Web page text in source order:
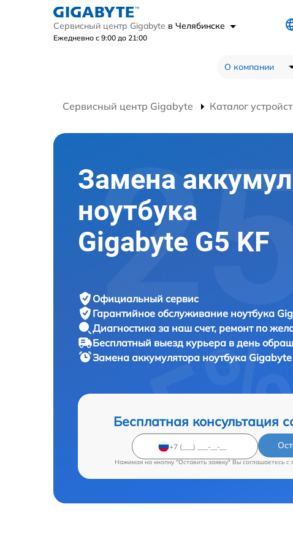
Сервисный центр Gigabyte в Челябинске
Ежедневно с 9:00 до 21:00
О компании
Сервисный центр Gigabyte Каталог
Замена
ноутбука
Gigabyte G5 KF
Официальный сервис
Гарантийное обслуживание ноутбука
Диагностика за наш счет, ремонт по
Бесплатный выезд курьера в день
Замена аккумулятора ноутбука Gigabyte
Бесплатная консультация
Нажимая на кнопку "Оставить заявку" Вы соглашаетесь c